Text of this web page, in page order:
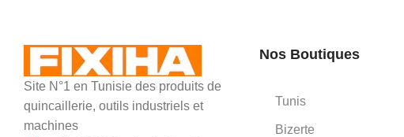
Site N°1 en Tunisie des produits de
quincaillerie, outils industriels et
machines
Nos Boutiques
Tunis
Bizerte